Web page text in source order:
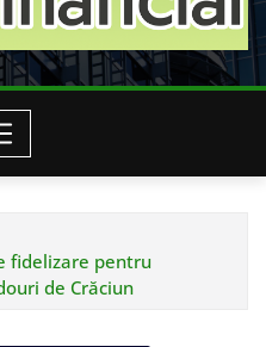
fidelizare pentru
de Crăciun